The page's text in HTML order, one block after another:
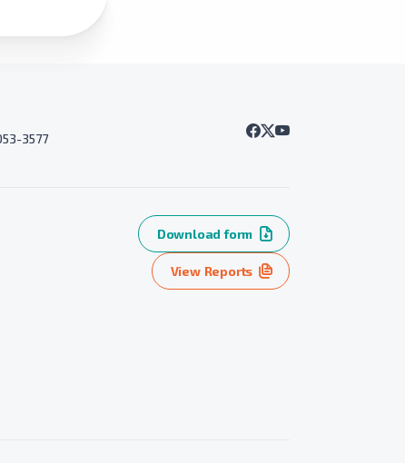
3577
Download form
View Reports